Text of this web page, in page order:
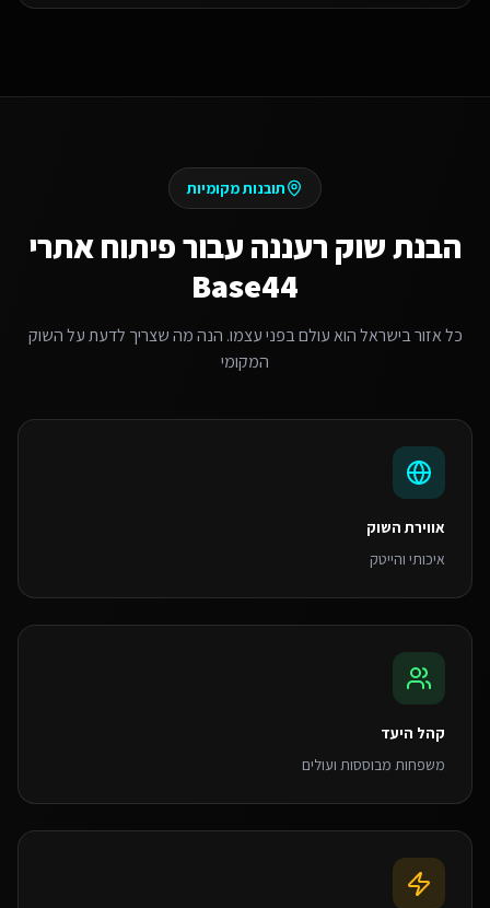
תובנות מקומיות
הבנת שוק רעננה עבורפיתוח אתרי
Base44
כל אזור בישראל הוא עולם בפני עצמו. הנה מה שצריך לדעת על השוק
המקומי
אווירת השוק
איכותי והייטק
קהל היעד
משפחות מבוססות ועולים